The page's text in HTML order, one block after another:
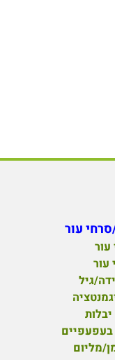
עור
עור
עור
גיל
בעפעפיים
מליום